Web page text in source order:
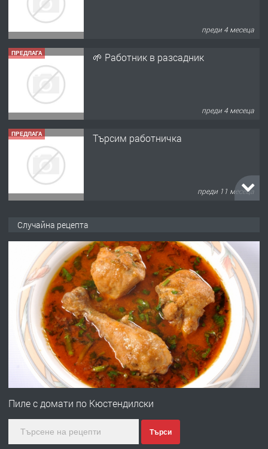
преди 4 месеца
ПРЕДЛАГА 🌱 Работник в разсадник
преди 4 месеца
ПРЕДЛАГА Търсим работничка
преди 11 месеца
преди 1 година
ПРЕДЛАГА Работа за общи работници
преди 1 година
ПРЕДЛАГА
Първи поход "По стъпките на Ангел
Случайна рецепта
Пиле с домати по Кюстендилски
Търси